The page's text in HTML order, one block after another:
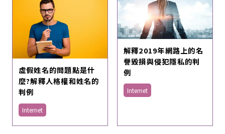
虛假姓名的問題點是什
麼?解釋人格權和姓名的
判例
Internet
解釋2019年網路上的名
譽毀損與侵犯隱私的判
例
Internet